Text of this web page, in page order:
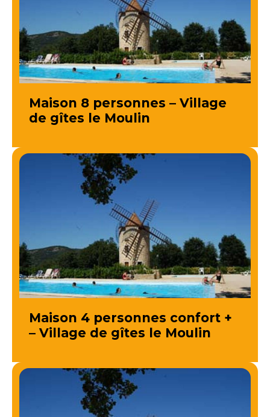
Maison 8 personnes – Village
de gîtes le Moulin
Maison 4 personnes confort +
– Village de gîtes le Moulin